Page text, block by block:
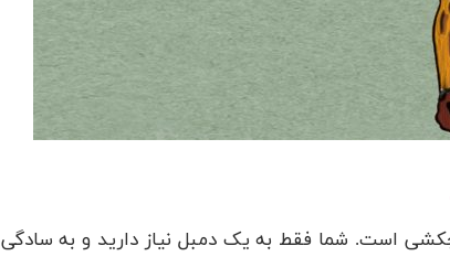
است. شما فقط به یک دمبل نیاز دارید و به سادگی